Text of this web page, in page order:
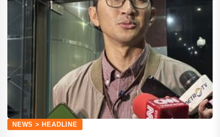
NEWS > HEADLINE